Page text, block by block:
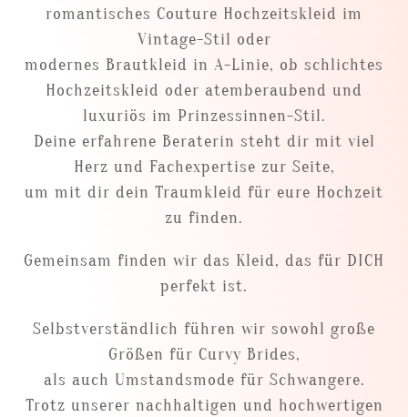
romantisches Couture Hochzeitskleid im
Vintage-Stil oder
modernes Brautkleid in A-Linie, ob schlichtes
Hochzeitskleid oder atemberaubend und
luxuriös im Prinzessinnen-Stil.
Deine erfahrene Beraterin steht dir mit viel
Herz und Fachexpertise zur Seite,
um mit dir dein Traumkleid für eure Hochzeit
zu finden.
Gemeinsam finden wir das Kleid, das für DICH
perfekt ist.
Selbstverständlich führen wir sowohl große
Größen für Curvy Brides,
als auch Umstandsmode für Schwangere.
Trotz unserer nachhaltigen und hochwertigen